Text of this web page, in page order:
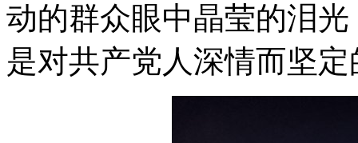
动的群众眼中晶莹的泪
是对共产党人深情而坚